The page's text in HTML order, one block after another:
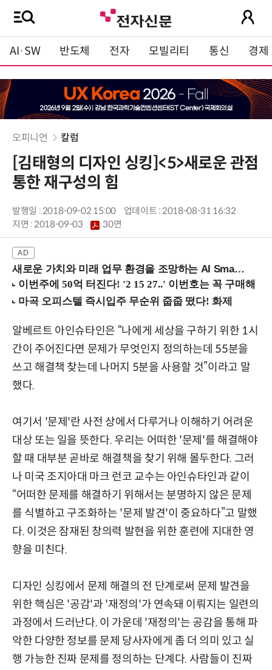
AI·SW 반도체 전자 모빌리티 통신 경제
오피니언 칼럼
[김태형의 디자인 싱킹]<5>새로운 관점
통한 재구성의 힘
발행일 : 2018-09-02 15:00
업데이트 : 2018-08-31 16:32
지면 :2018-09-03 30면
새로운 가치와 미래 업무 환경을 조망하는 AI Smart Work Summit 2026 (9/11 코엑스)
알베르트 아인슈타인은 “나에게 세상을 구하기 위한 1시
간이 주어진다면 문제가 무엇인지 정의하는데 55분을
쓰고 해결책 찾는데 나머지 5분을 사용할 것”이라고 말
했다.
여기서 '문제'란 사전 상에서 다루거나 이해하기 어려운
대상 또는 일을 뜻한다. 우리는 어떠한 '문제'를 해결해야
할 때 대부분 곧바로 해결책을 찾기 위해 몰두한다. 그러
나 미국 조지아대 마크 런코 교수는 아인슈타인과 같이
“어떠한 문제를 해결하기 위해서는 분명하지 않은 문제
를 식별하고 구조화하는 '문제 발견'이 중요하다”고 말했
다. 이것은 잠재된 창의력 발현을 위한 훈련에 지대한 영
향을 미친다.
디자인 싱킹에서 문제 해결의 전 단계로써 문제 발견을
위한 핵심은 '공감'과 '재정의'가 연속돼 이뤄지는 일련의
과정에서 드러난다. 이 가운데 '재정의'는 공감을 통해 파
악한 다양한 정보를 문제 당사자에게 좀 더 의미 있고 실
행 가능한 진짜 문제를 정의하는 단계다. 사람들이 진짜